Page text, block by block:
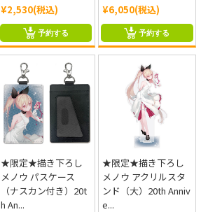
¥2,530(税込)
予約する
¥6,050(税込)
予約する
★限定★描き下ろし
メノウ パスケース
（ナスカン付き）20t
h An...
★限定★描き下ろし
メノウ アクリルスタ
ンド（大）20th Anniv
e...